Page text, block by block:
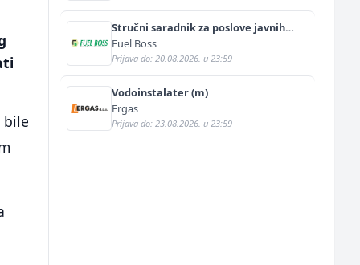
bile
Stručni saradnik za poslove javnih
nabavki (m/ž)
Fuel Boss
Prijava do: 20.08.2026. u 23:59
Vodoinstalater (m)
Ergas
Prijava do: 23.08.2026. u 23:59